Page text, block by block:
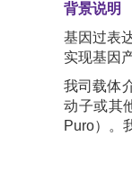
背景说明
基因过表
实现基因
我司载体
动子或其
Puro）。